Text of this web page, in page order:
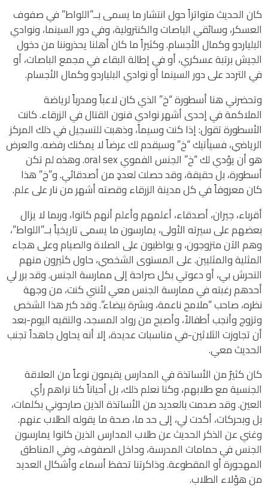
كان الحديث متواتراً حول انتشار ما يسمى بــ”اللواط” في صفوف
العسكر، وسائقي الباصات والكنترولية، وفي دور السينما، ونوادي
البلياردو وكمال الأجسام. وكثيراً ما كان أهلنا يحذروننا من دخول
الجيش برتبة عسكري، أو في إطالة البقاء في مجمع الباصات، أو
في التردد على دور السينما أو نوادي البلياردو وكمال الأجسام.
وتحضرني هنا أسطورة “خ” الذي كان لاعباً ومدرباً لرياضة
الملاكمة في إحدى أشهر نوادي فنون القتال في الزرقاء. كانت
الأسطورة تقول: إذا كنت وسيماً، وذهبت للتسجيل في ذلك المركز
الرياضي، فسيأتيك “خ” وسيقدم لك عرضاً لا يمكنك رفضه. والعرض
هو أن يؤدي لك “خ” الجنس الفموي oral sex. وهذه لم تكن
أسطورة، بل حقيقة، وقد حصلت لعددٍ من أصدقائي. و”خ” هذا
كان معروفاً في كل مدينة الزرقاء وقصته أشهر من نار على علم.
أقرباء، جيران، أصدقاء، أعلمهم وأعلم أنهم كانوا، وربما لا يزال
بعضهم على سيرته الأولى، يمارسون ما يسمى تاريخياً بــ”اللواط”،
وهم الآن متزوجون، و يواظبون على الصلاة والصيام وعلى هجاء
المثلية والمثليين. على المستوى الشخصي، حاول كثيرون منهم
التحرش بي، أو دعوتي بكل صراحة إلى ممارسة الجنس. وقد برر لي
أحدهم رغبته في ممارسة الجنس معي لأنني كنت، من وجهة
نظره، صاحب “ملامح ناعمة، وبشرة بيضاء”. وقد كبر هذا الشخص
وتزوج وأنجب أطفالاً، وأصبح من رواد المسجد، والتقيه اليوم-بعد
أن تجاوزت الثلاثين-في مناسبات عديدة، إلا أنه يحاول جاهداً تجنب
الحديث معي.
كان كثيرٌ من الأساتذة في المدارس يقيمون نوعاً من العلاقة
الجنسية مع طلابهم، وكنا نعلم ذلك، بل أحياناً كنا نراهم رأي
العين. وقد صدمت بالعديد من الأساتذة الذين صارحوني بكلمات،
بل وبحركات، أكدت لي، إلى حد ما، صحة ما يقوله الطلاب عنهم.
وغني عن الذكر الحديث عن طلاب المدارس الذين كانوا يمارسون
الجنس في حمامات المدرسة، وداخل الصفوف، وفي المناطق
المهجورة أو المقطوعة. وذاكرتنا تحفظ أسماء وأشكال العديد
من هؤلاء الطلاب.